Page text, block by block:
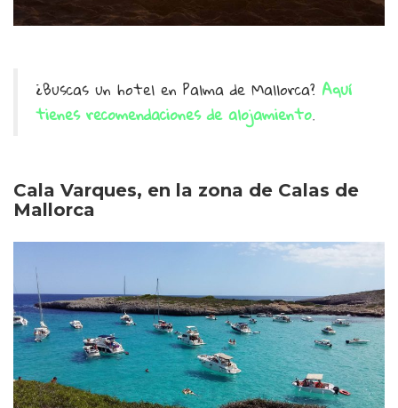
¿Buscas un hotel en Palma de Mallorca? Aquí
tienes recomendaciones de alojamiento.
Cala Varques, en la zona de Calas de
Mallorca